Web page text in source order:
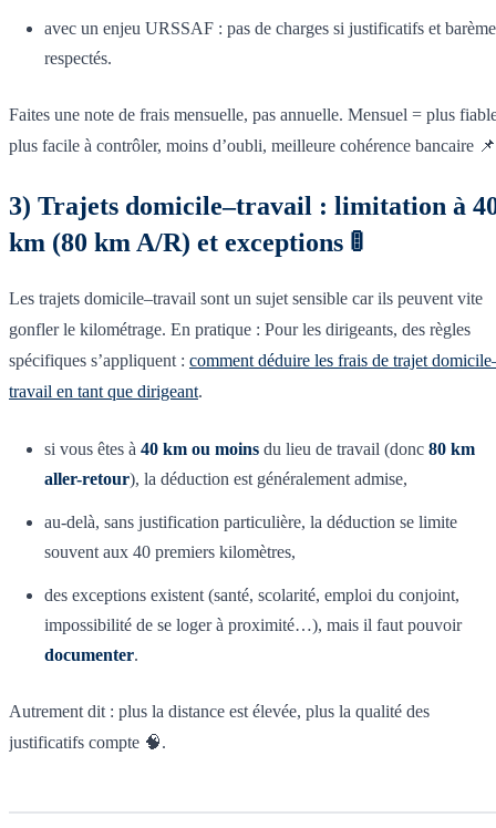
avec un enjeu URSSAF : pas de charges si justificatifs et barème
respectés.
Faites une note de frais mensuelle, pas annuelle. Mensuel = plus
plus facile à contrôler, moins d’oubli, meilleure cohérence bancaire 📌
3) Trajets domicile–travail : limitation à
km (80 km A/R) et exceptions 🚦
Les trajets domicile–travail sont un sujet sensible car ils peuvent vite
gonfler le kilométrage. En pratique : Pour les dirigeants, des règles
spécifiques s’appliquent : comment déduire les frais de trajet
travail en tant que dirigeant.
si vous êtes à 40 km ou moins du lieu de travail (donc 80 km
aller-retour), la déduction est généralement admise,
au-delà, sans justification particulière, la déduction se limite
souvent aux 40 premiers kilomètres,
des exceptions existent (santé, scolarité, emploi du conjoint,
impossibilité de se loger à proximité…), mais il faut pouvoir
documenter.
Autrement dit : plus la distance est élevée, plus la qualité des
justificatifs compte 🧠.